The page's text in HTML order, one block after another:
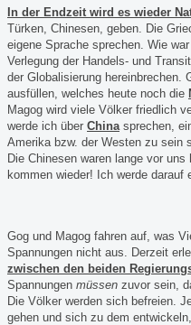
In der Endzeit wird es wieder
Türken, Chinesen, geben. Die
eigene Sprache sprechen. Wie
Verlegung der Handels- und
der Globalisierung hereinbrechen.
ausfüllen, welches heute noch die
Magog wird viele Völker friedlich
werde ich über China sprechen,
Amerika bzw. der Westen zu sein
Die Chinesen waren lange vor
kommen wieder! Ich werde darauf
Gog und Magog fahren auf, was
Spannungen nicht aus. Derzeit
zwischen den beiden
Spannungen müssen zuvor sein,
Die Völker werden sich befreien.
gehen und sich zu dem